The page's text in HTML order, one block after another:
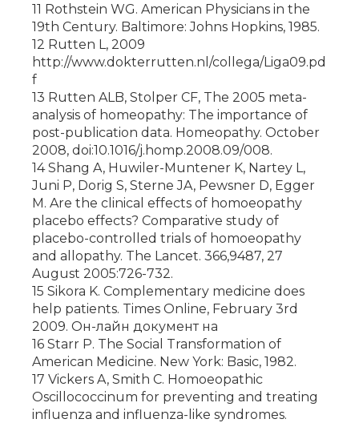
11 Rothstein WG. American Physicians in the
19th Century. Baltimore: Johns Hopkins, 1985.
12 Rutten L, 2009
http://www.dokterrutten.nl/collega/Liga09.pd
f
13 Rutten ALB, Stolper CF, The 2005 meta-
analysis of homeopathy: The importance of
post-publication data. Homeopathy. October
2008, doi:10.1016/j.homp.2008.09/008.
14 Shang A, Huwiler-Muntener K, Nartey L,
Juni P, Dorig S, Sterne JA, Pewsner D, Egger
M. Are the clinical effects of homoeopathy
placebo effects? Comparative study of
placebo-controlled trials of homoeopathy
and allopathy. The Lancet. 366,9487, 27
August 2005:726-732.
15 Sikora K. Complementary medicine does
help patients. Times Online, February 3rd
2009. Он-лайн до­ку­мент на
16 Starr P. The Social Transformation of
American Medicine. New York: Basic, 1982.
17 Vickers A, Smith C. Homoeopathic
Oscillococcinum for preventing and treating
influenza and influenza-like syndromes.